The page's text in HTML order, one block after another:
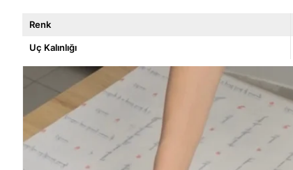
Renk
Uç Kalınlığı